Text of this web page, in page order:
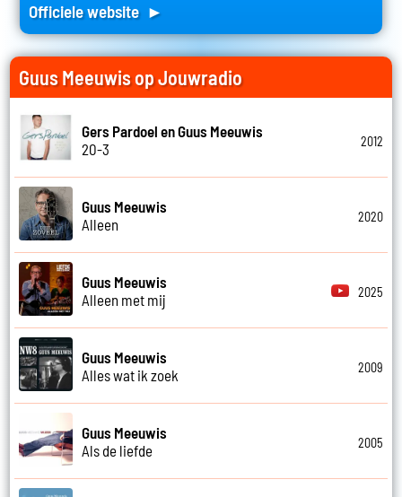
Officiele website ►
Guus Meeuwis op Jouwradio
Gers Pardoel en Guus Meeuwis
20-3
2012
Guus Meeuwis
Alleen
2020
Guus Meeuwis
Alleen met mij
2025
Guus Meeuwis
Alles wat ik zoek
2009
Guus Meeuwis
Als de liefde
2005